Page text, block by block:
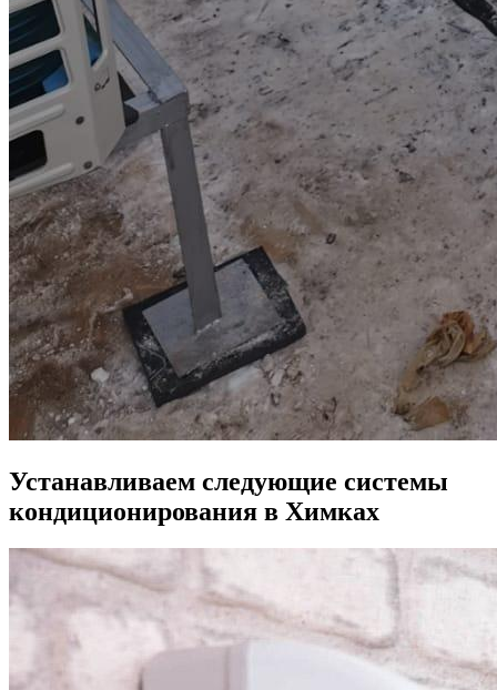
Устанавливаем следующие системы
кондиционирования в Химках